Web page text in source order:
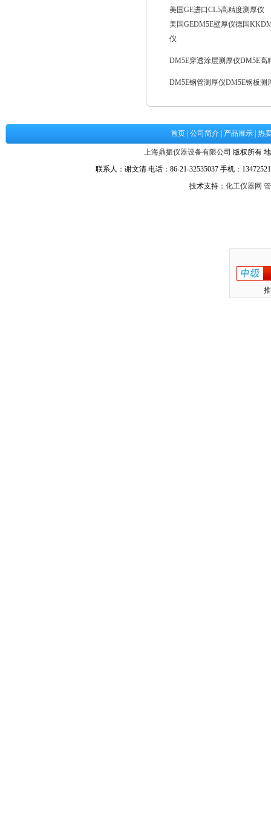
美国GE进口CL5高精度测厚仪
美国GEDM5E壁厚仪德国
仪
DM5E穿透涂层测厚仪DM5E高
DM5E钢管测厚仪DM5E钢板测
首页 公司简介 产品展示 热
上海鼎振仪器设备有限公司 版权所有
联系人：谢文清 电话：86-21-32535037 手机：
技术支持： 化工仪器网